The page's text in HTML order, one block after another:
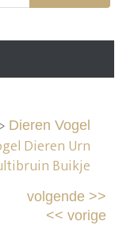
> Dieren Vogel
Dieren Urn
Buikje
volgende>>
<< vorige